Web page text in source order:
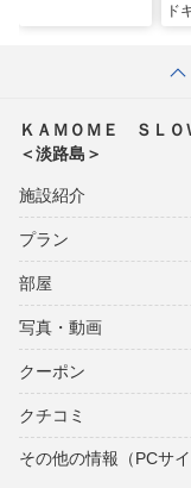
ド
ＫＡＭＯＭＥ ＳＬ
＜淡路島＞
施設紹介
プラン
部屋
写真・動画
クーポン
クチコミ
その他の情報（PCサイ